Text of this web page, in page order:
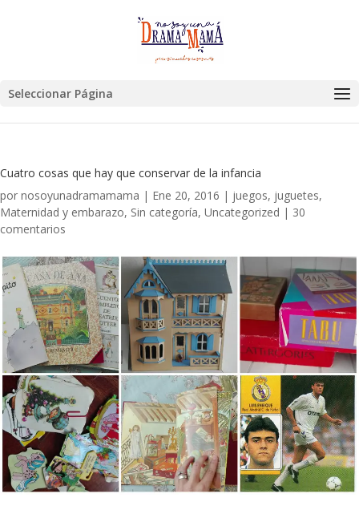
Seleccionar Página
Cuatro cosas que hay que conservar de la infancia
por nosoyunadramamama | Ene 20, 2016 | juegos, juguetes,
Maternidad y embarazo, Sin categoría, Uncategorized | 30
comentarios